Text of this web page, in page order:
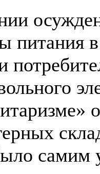
питания
самим